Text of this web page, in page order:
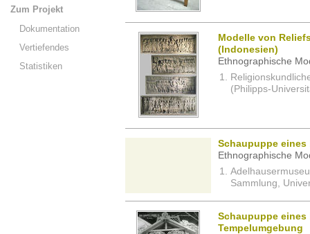
Zum Projekt
Dokumentation
Vertiefendes
Statistiken
Modelle von
(Indonesien)
Ethnographische
(Philipps-
Schaupuppe
Ethnographische
Sammlung,
Schaupuppe
Tempelumgebung